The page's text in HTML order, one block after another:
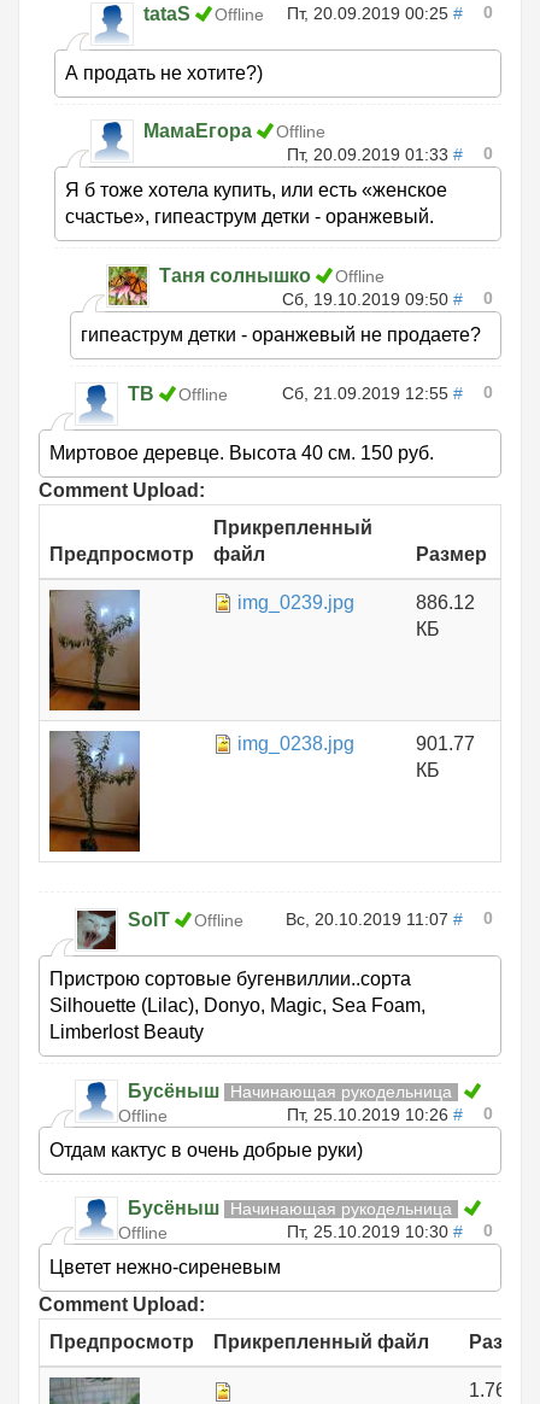
tataS Offline Пт, 20.09.2019 00:25 # 0
А продать не хотите?)
МамаЕгора
Offline
Пт, 20.09.2019 01:33 # 0
Я б тоже хотела купить, или есть «женское
счастье», гипеаструм детки - оранжевый.
Таня солнышко
Offline
Сб, 19.10.2019 09:50 # 0
гипеаструм детки - оранжевый не продаете?
ТВ Offline Сб, 21.09.2019 12:55 # 0
Миртовое деревце. Высота 40 см. 150 руб.
Comment Upload:
Предпросмотр
Прикрепленный
файл
Размер
img_0239.jpg
886.12
КБ
img_0238.jpg
901.77
КБ
SolT Offline Вс, 20.10.2019 11:07 # 0
Пристрою сортовые бугенвиллии..сорта
Silhouette (Lilac), Donyo, Magic, Sea Foam,
Limberlost Beauty
Бусёныш
Начинающая рукодельница
Offline
Пт, 25.10.2019 10:26 # 0
Отдам кактус в очень добрые руки)
Бусёныш
Начинающая рукодельница
Offline
Пт, 25.10.2019 10:30 # 0
Цветет нежно-сиреневым
Comment Upload:
Предпросмотр
Прикрепленный файл Размер
1.76 МБ